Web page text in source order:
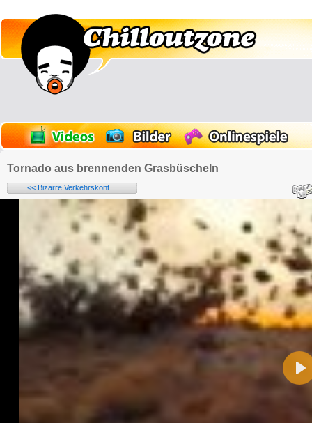
Tornado aus brennenden Grasbüscheln
<< Bizarre Verkehrskont...